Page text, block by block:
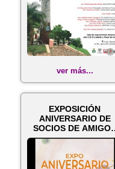
ver más...
EXPOSICIÓN
ANIVERSARIO DE
SOCIOS DE AMIGOS
DEL ARTE - Martes,